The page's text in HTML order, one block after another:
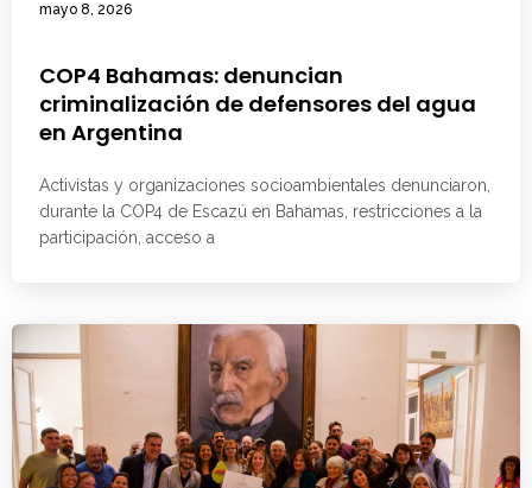
mayo 8, 2026
COP4 Bahamas: denuncian
criminalización de defensores del agua
en Argentina
Activistas y organizaciones socioambientales denunciaron,
durante la COP4 de Escazú en Bahamas, restricciones a la
participación, acceso a